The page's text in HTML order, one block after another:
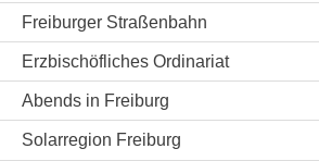
Freiburger Straßenbahn
Erzbischöfliches Ordinariat
Abends in Freiburg
Solarregion Freiburg